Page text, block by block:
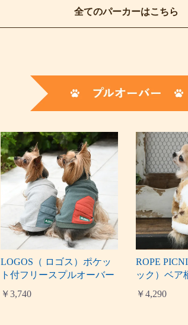
全てのパーカーはこちら
LOGOS（ ロゴス）ポケッ
ト付フリースプルオーバー
￥3,740
ROPE
ック）ベア
￥4,290